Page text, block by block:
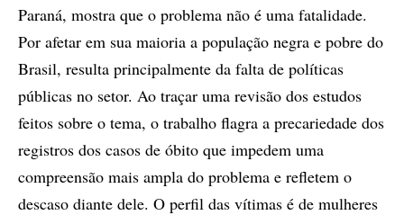
Paraná, mostra que o problema não é uma fatalidade.
Por afetar em sua maioria a população negra e pobre do
Brasil, resulta principalmente da falta de políticas
públicas no setor. Ao traçar uma revisão dos estudos
feitos sobre o tema, o trabalho flagra a precariedade dos
registros dos casos de óbito que impedem uma
compreensão mais ampla do problema e refletem o
descaso diante dele. O perfil das vítimas é de mulheres